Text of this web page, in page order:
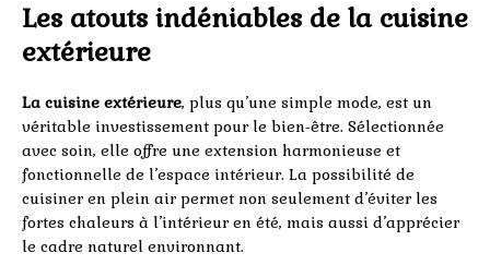
Les atouts indéniables de la cuisine
extérieure
La cuisine extérieure, plus qu’une simple mode, est un
véritable investissement pour le bien-être. Sélectionnée
avec soin, elle offre une extension harmonieuse et
fonctionnelle de l’espace intérieur. La possibilité de
cuisiner en plein air permet non seulement d’éviter les
fortes chaleurs à l’intérieur en été, mais aussi d’apprécier
le cadre naturel environnant.